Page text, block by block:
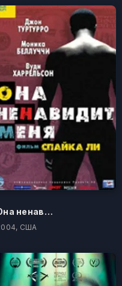
Она ненавидит меня
США